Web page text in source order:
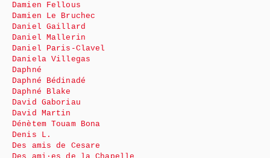
Damien Fellous
Damien Le Bruchec
Daniel Gaillard
Daniel Mallerin
Daniel Paris-Clavel
Daniela Villegas
Daphné
Daphné Bédinadé
Daphné Blake
David Gaboriau
David Martin
Dénètem Touam Bona
Denis L.
Des amis de Cesare